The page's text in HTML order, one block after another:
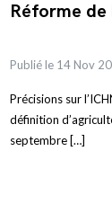
Réforme de
Publié le 14 Nov
Précisions sur
définition
septembre […]